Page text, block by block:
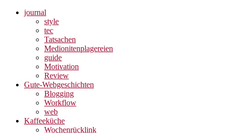
journal
style
tec
Tatsachen
Medionitenplagereien
guide
Motivation
Review
Gute-Webgeschichten
Blogging
Workflow
web
Kaffeeküche
Wochenrücklink